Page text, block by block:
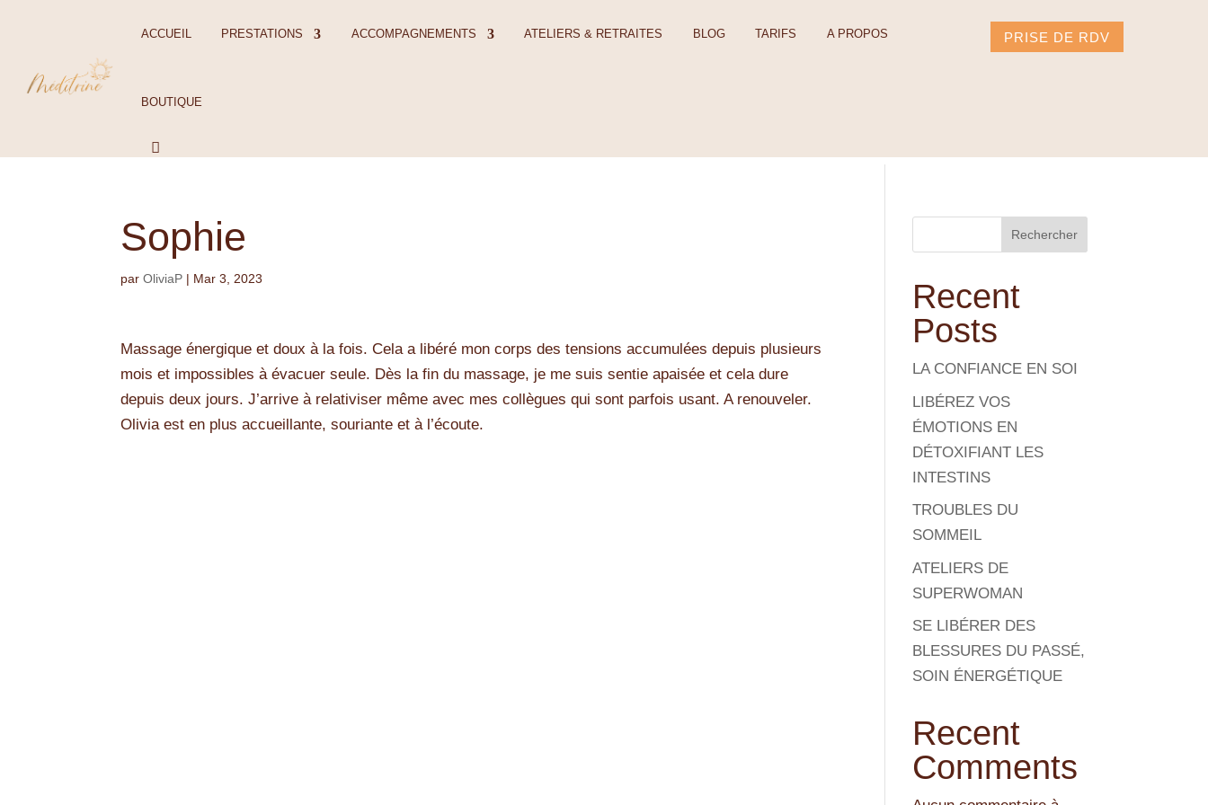
ACCUEIL PRESTATIONS ACCOMPAGNEMENTS ATELIERS & RETRAITES BLOG TARIFS A PROPOS
BOUTIQUE
PRISE DE RDV
Sophie
parOliviaP | Mar 3, 2023
Massage énergique et doux à la fois. Cela a libéré mon corps des tensions accumulées depuis plusieurs
mois et impossibles à évacuer seule. Dès la fin du massage, je me suis sentie apaisée et cela dure
depuis deux jours. J’arrive à relativiser même avec mes collègues qui sont parfois usant. A renouveler.
Olivia est en plus accueillante, souriante et à l’écoute.
Rechercher
Recent
Posts
LA CONFIANCE EN SOI
LIBÉREZ VOS
ÉMOTIONS EN
DÉTOXIFIANT LES
INTESTINS
TROUBLES DU
SOMMEIL
ATELIERS DE
SUPERWOMAN
SE LIBÉRER DES
BLESSURES DU PASSÉ,
SOIN ÉNERGÉTIQUE
Recent
Comments